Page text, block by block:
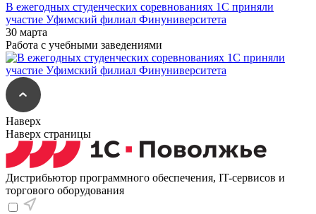
В ежегодных студенческих соревнованиях 1С приняли
участие Уфимский филиал Финуниверситета
30 марта
Работа с учебными заведениями
Наверх
Наверх страницы
Дистрибьютор программного обеспечения, IT-сервисов и
торгового оборудования